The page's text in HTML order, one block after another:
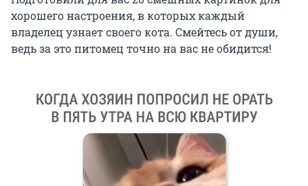
хорошего настроения, в которых каждый
владелец узнает своего кота. Смейтесь от души,
ведь за это питомец точно на вас не обидится!